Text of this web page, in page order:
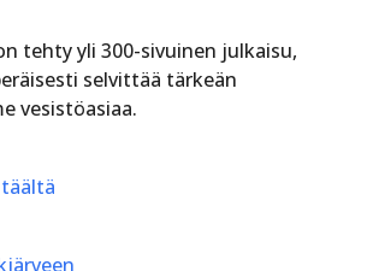
tehty yli 300-sivuinen julkaisu,
selvittää tärkeän
vesistöasiaa.
täältä